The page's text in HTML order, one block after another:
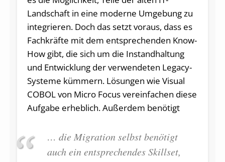
Landschaft in eine moderne Umgebung zu
integrieren. Doch das setzt voraus, dass es
Fachkräfte mit dem entsprechenden Know-
How gibt, die sich um die Instandhaltung
und Entwicklung der verwendeten Legacy-
Systeme kümmern. Lösungen wie Visual
COBOL von Micro Focus vereinfachen diese
Aufgabe erheblich. Außerdem benötigt
… die Migration selbst benötigt
auch ein entsprechendes Skillset,